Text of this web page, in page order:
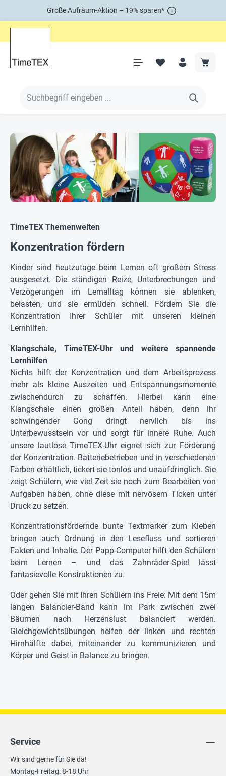
Große Aufräum-Aktion – 19% sparen*
TimeTEX Themenwelten
Konzentration fördern
Kinder sind heutzutage beim Lernen oft großem Stress
ausgesetzt. Die ständigen Reize, Unterbrechungen und
Verzögerungen im Lernalltag können sie ablenken,
belasten, und sie ermüden schnell. Fördern Sie die
Konzentration Ihrer Schüler mit unseren kleinen
Lernhilfen.
Klangschale, TimeTEX-Uhr und weitere spannende
Lernhilfen
Nichts hilft der Konzentration und dem Arbeitsprozess
mehr als kleine Auszeiten und Entspannungsmomente
zwischendurch zu schaffen. Hierbei kann eine
Klangschale einen großen Anteil haben, denn ihr
schwingender Gong dringt nervlich bis ins
Unterbewusstsein vor und sorgt für innere Ruhe. Auch
unsere lautlose TimeTEX-Uhr eignet sich zur Förderung
der Konzentration. Batteriebetrieben und in verschiedenen
Farben erhältlich, tickert sie tonlos und unaufdringlich. Sie
zeigt Schülern, wie viel Zeit sie noch zum Bearbeiten von
Aufgaben haben, ohne diese mit nervösem Ticken unter
Druck zu setzen.
Konzentrationsfördernde bunte Textmarker zum Kleben
bringen auch Ordnung in den Lesefluss und sortieren
Fakten und Inhalte. Der Papp-Computer hilft den Schülern
beim Lernen – und das Zahnräder-Spiel lässt
fantasievolle Konstruktionen zu.
Oder gehen Sie mit Ihren Schülern ins Freie: Mit dem 15m
langen Balancier-Band kann im Park zwischen zwei
Bäumen nach Herzenslust balanciert werden.
Gleichgewichtsübungen helfen der linken und rechten
Hirnhälfte dabei, miteinander zu kommunizieren und
Körper und Geist in Balance zu bringen.
Service
Wir sind gerne für Sie da!
Montag-Freitag: 8-18 Uhr